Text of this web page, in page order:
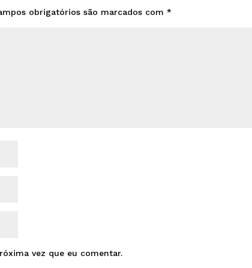
obrigatórios são marcados com*
vez que eu comentar.